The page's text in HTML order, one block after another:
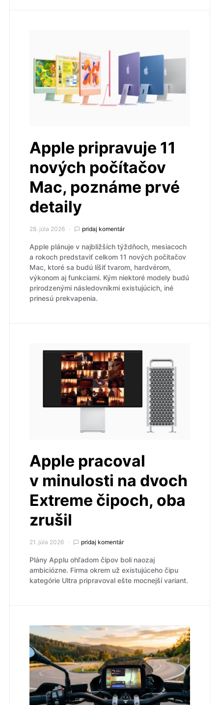
Apple pripravuje 11
nových počítačov
Mac, poznáme prvé
detaily
28. júla 2026 pridaj komentár
Apple plánuje v najbližších týždňoch, mesiacoch
a rokoch predstaviť celkom 11 nových počítačov
Mac, ktoré sa budú líšiť tvarom, hardvérom,
výkonom aj funkciami. Kým niektoré modely budú
prirodzenými následovníkmi existujúcich, iné
prinesú prekvapenia.
Apple pracoval
v minulosti na dvoch
Extreme čipoch, oba
zrušil
21. júla 2026 pridaj komentár
Plány Applu ohľadom čipov boli naozaj
ambiciózne. Firma okrem už existujúceho čipu
kategórie Ultra pripravoval ešte mocnejší variant.